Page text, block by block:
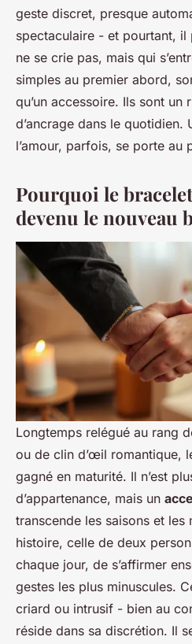
geste discret, presque
spectaculaire - et pourtant, il
ne se crie pas, mais qui
simples au premier abord,
qu’un accessoire. Ils sont
d’ancrage dans le quotidien.
l’amour, parfois, se porte au
Pourquoi le
devenu le nouveau
Longtemps relégué au rang
ou de clin d’œil romantique,
gagné en maturité. Il n’est
d’appartenance, mais un
transcende les saisons et les
histoire, celle de deux
chaque jour, de s’affirmer
gestes les plus minuscules.
criard ou intrusif - bien au
réside dans sa discrétion. Il